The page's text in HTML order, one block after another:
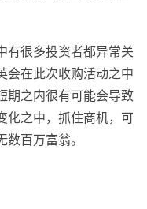
有很多投资者都异常关
会在此次收购活动之中
期之内很有可能会导致
化之中，抓住商机，可
百万富翁。